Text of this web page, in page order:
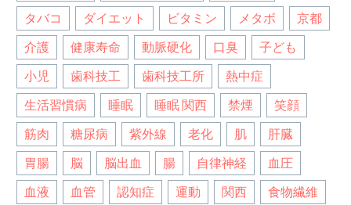
タバコ
ダイエット ビタミン メタボ
京都
介護
健康寿命 動脈硬化 口臭
子ども
小児
歯科技工 歯科技工所
熱中症
生活習慣病
睡眠 睡眠 関西 禁煙
笑顔
筋肉
糖尿病 紫外線 老化 肌
肝臓
胃腸
脳 脳出血 腸 自律神経
血圧
血液
血管 認知症 運動 関西
食物繊維